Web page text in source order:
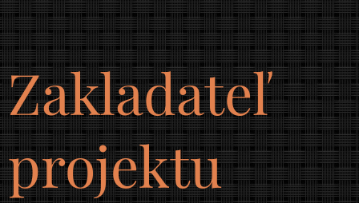
Zakladateľ
projektu